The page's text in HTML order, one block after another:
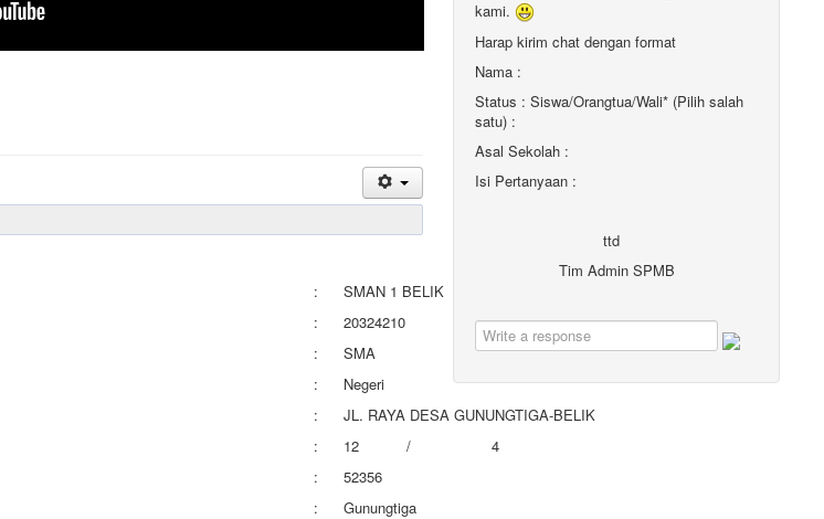
:
SMAN 1 BELIK
:
20324210
:
SMA
:
Negeri
:
JL. RAYA DESA GUNUNGTIGA-BELIK
: 12 /
4
:
52356
:
Gunungtiga
kami.
Harap kirim chat dengan format
Nama :
Status : Siswa/Orangtua/Wali* (Pilih salah
satu) :
Asal Sekolah :
Isi Pertanyaan :
ttd
Tim Admin SPMB